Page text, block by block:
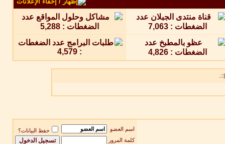
اسم العضو
حفظ البيانات؟
كلمة المرور